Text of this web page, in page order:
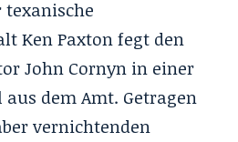
texanische
Ken Paxtonfegt den
John Cornyn in einer
dem Amt. Getragen
vernichtenden